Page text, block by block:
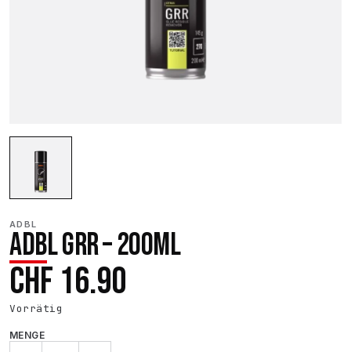
ADBL
ADBL GRR – 200ML
CHF 16.90
Vorrätig
MENGE